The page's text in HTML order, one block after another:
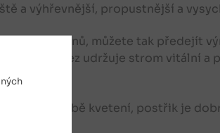
a výhřevnější, propustnější a
výhonů, můžete tak předejít
řez udržuje strom vitální a
postřik v době kvetení, postřik je